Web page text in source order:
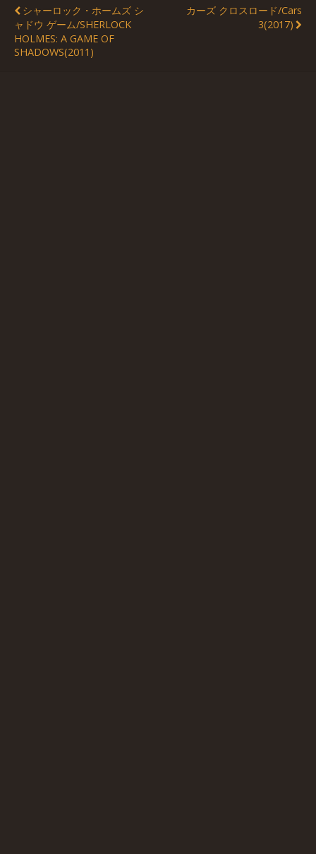
シャーロック・ホームズ シ
ャドウ ゲーム/SHERLOCK
HOLMES: A GAME OF
SHADOWS(2011)
カーズ クロスロード/Cars
3(2017)